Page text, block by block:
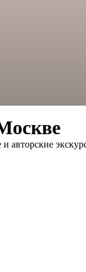
авторские